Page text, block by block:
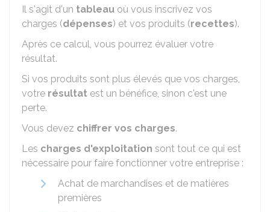
Il s'agit d'un tableau où vous inscrivez vos
charges (dépenses) et vos produits (recettes).
Après ce calcul, vous pourrez évaluer votre
résultat.
Si vos produits sont plus élevés que vos charges,
votre résultat est un bénéfice, sinon c'est une
perte.
Vous devez chiffrer vos charges.
Les charges d'exploitation sont tout ce qui est
nécessaire pour faire fonctionner votre entreprise :
Achat de marchandises et de matières
premières